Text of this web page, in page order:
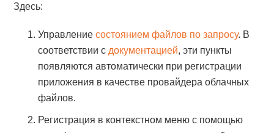
Здесь:
Управлениесостоянием файлов по запросу. В
соответствии с документацией, эти пункты
появляются автоматически при регистрации
приложения в качестве провайдера облачных
файлов.
Регистрация в контекстном меню с помощью